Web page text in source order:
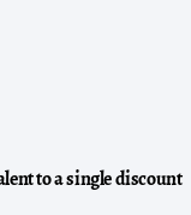
to a single discount